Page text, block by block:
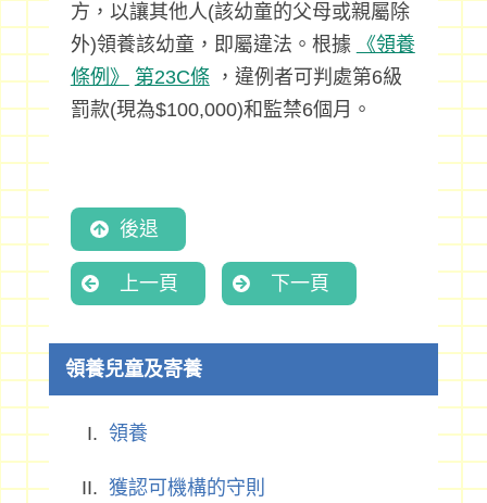
方，以讓其他人(該幼童的父母或親屬除
外)領養該幼童，即屬違法。根據
《領養
條例》
第23C條 ，違例者可判處第6級
罰款(現為$100,000)和監禁6個月。
後退
上一頁 下一頁
領養兒童及寄養
領養
獲認可機構的守則